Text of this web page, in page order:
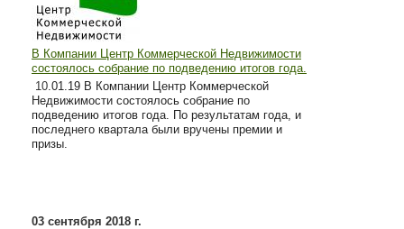
В Компании Центр Коммерческой Недвижимости
состоялось собрание по подведению итогов года.
10.01.19 В Компании Центр Коммерческой
Недвижимости состоялось собрание по
подведению итогов года. По результатам года, и
последнего квартала были вручены премии и
призы.
03 сентября 2018 г.